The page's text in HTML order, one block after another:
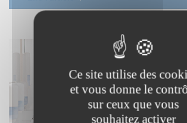
Ce site utilise des
et vous donne le
sur ceux que vous
souhaitez activer